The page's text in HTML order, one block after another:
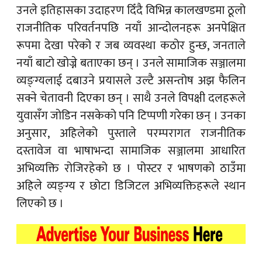
उनले इतिहासका उदाहरण दिँदै विभिन्न कालखण्डमा ठूलो
राजनीतिक परिवर्तनपछि नयाँ आन्दोलनहरू अनपेक्षित
रूपमा देखा परेको र जब व्यवस्था कठोर हुन्छ, जनताले
नयाँ बाटो खोज्ने बताएका छन् । उनले सामाजिक सञ्जालमा
व्यङ्ग्यलाई दबाउने प्रयासले उल्टै असन्तोष अझ फैलिन
सक्ने चेतावनी दिएका छन् । साथै उनले विपक्षी दलहरूले
युवासँग जोडिन नसकेको पनि टिप्पणी गरेका छन् । उनका
अनुसार, अहिलेको पुस्ताले परम्परागत राजनीतिक
दस्तावेज वा भाषाभन्दा सामाजिक सञ्जालमा आधारित
अभिव्यक्ति रोजिरहेको छ । पोस्टर र भाषणको ठाउँमा
अहिले व्यङ्ग्य र छोटा डिजिटल अभिव्यक्तिहरूले स्थान
लिएको छ ।